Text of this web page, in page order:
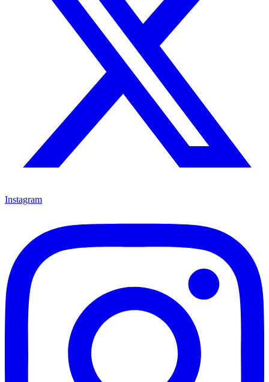
Instagram